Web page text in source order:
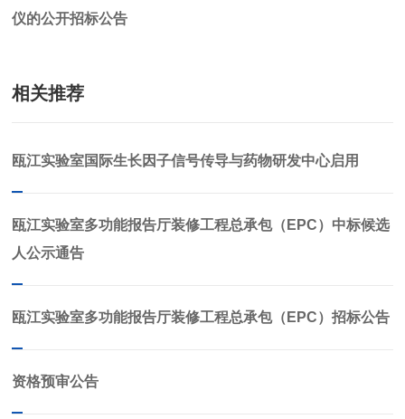
仪的公开招标公告
相关推荐
瓯江实验室国际生长因子信号传导与药物研发中心启用
瓯江实验室多功能报告厅装修工程总承包（EPC）中标候选
人公示通告
瓯江实验室多功能报告厅装修工程总承包（EPC）招标公告
资格预审公告